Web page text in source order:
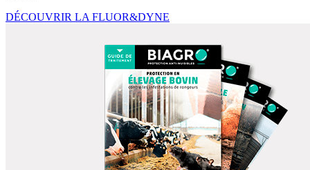
DÉCOUVRIR LA FLUOR&DYNE